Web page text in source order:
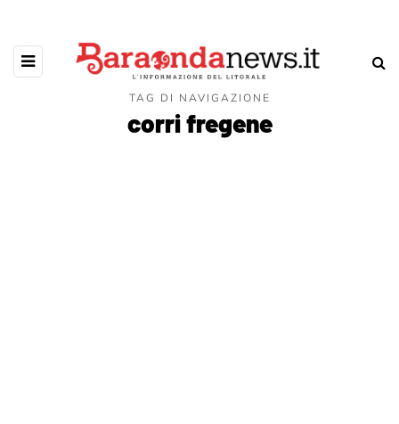
TAG DI NAVIGAZIONE
corri fregene